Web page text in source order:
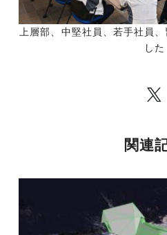
上層部、中堅社員、若手社員
した
関連